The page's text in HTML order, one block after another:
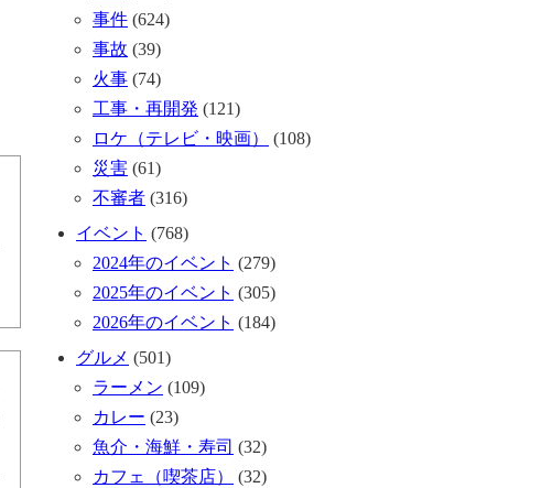
事件 (624)
事故 (39)
火事 (74)
工事・再開発 (121)
ロケ（テレビ・映画）
(108)
災害 (61)
不審者 (316)
イベント (768)
2024年のイベント (279)
2025年のイベント (305)
2026年のイベント (184)
グルメ (501)
ラーメン (109)
カレー (23)
魚介・海鮮・寿司 (32)
カフェ（喫茶店）
(32)